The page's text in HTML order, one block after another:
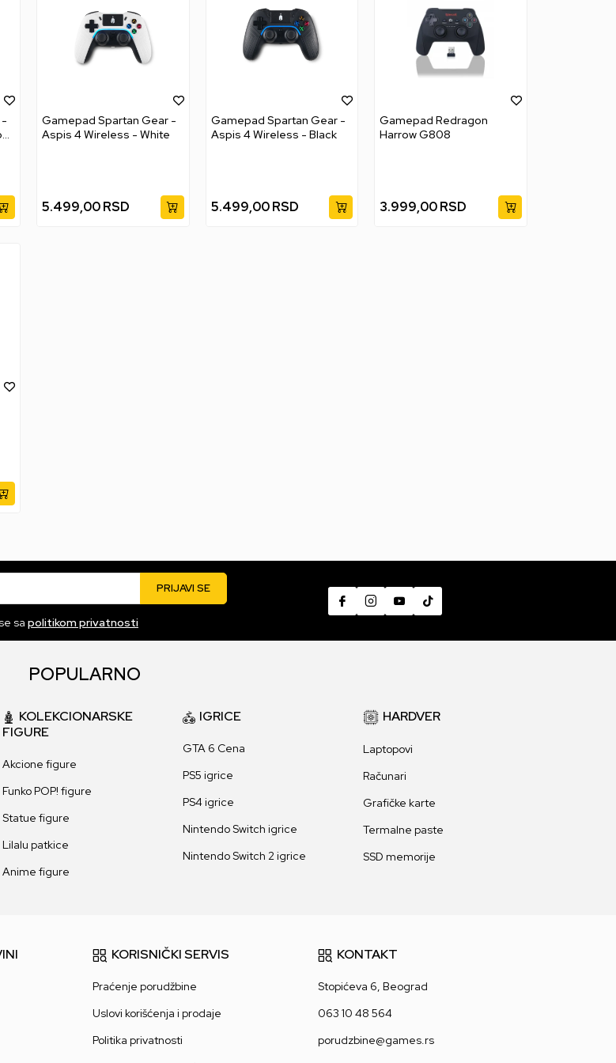
-
Gamepad Spartan Gear -
Aspis 4 Wireless - White
5.499,00 RSD
Gamepad Spartan Gear -
Aspis 4 Wireless - Black
5.499,00 RSD
Gamepad Redragon
Harrow G808
3.999,00RSD
PRIJAVI SE
sa politikom privatnosti
POPULARNO
KOLEKCIONARSKE
FIGURE
Akcione figure
Funko POP! figure
Statue figure
Lilalu patkice
Anime figure
IGRICE
GTA 6 Cena
PS5 igrice
PS4 igrice
Nintendo Switch igrice
Nintendo Switch 2 igrice
HARDVER
Laptopovi
Računari
Grafičke karte
Termalne paste
SSD memorije
KORISNIČKI SERVIS
Praćenje porudžbine
Uslovi korišćenja i prodaje
Politika privatnosti
KONTAKT
Stopićeva 6, Beograd
063 10 48 564
porudzbine@games.rs